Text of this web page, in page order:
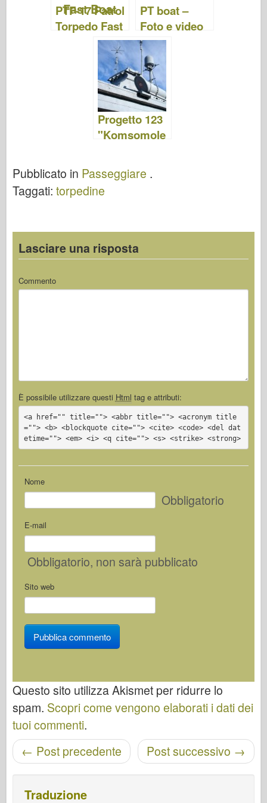
PTF-17 Patrol
Torpedo Fast
Boat – Foto e
PT boat –
Foto e video
Progetto 123
"Komsomole
WalkAround
Pubblicato in Passeggiare .
Taggati: torpedine
Lasciare una risposta
Commento
È possibile utilizzare questi Html tag e attributi:
<a href="" title=""> <abbr title=""> <acronym title
=""> <b> <blockquote cite=""> <cite> <code> <del dat
etime=""> <em> <i> <q cite=""> <s> <strike> <strong>
Nome
Obbligatorio
E-mail
Obbligatorio, non sarà pubblicato
Sito web
Questo sito utilizza Akismet per ridurre lo
spam. Scopri come vengono elaborati i dati dei
tuoi commenti.
Navigazione post Post successivo →
← Post precedente
Traduzione